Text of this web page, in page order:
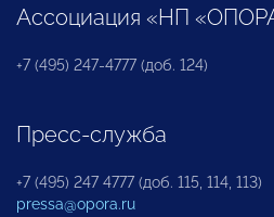
Ассоциация «НП
+7 (495) 247-4777 (доб. 124)
Пресс-служба
+7 (495) 247 4777 (доб. 115, 114, 113)
pressa@opora.ru